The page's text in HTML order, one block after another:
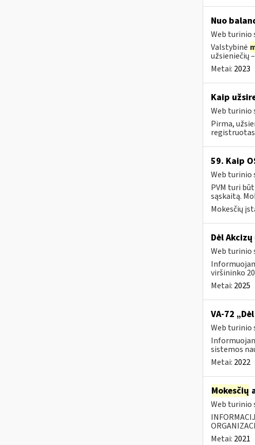
Nuo
Web turinio
Valstybinė
užsieniečių
Metai: 2023
Kaip
Web turinio
Pirma,
59. Kaip
Web turinio
PVM turi
sąskaitą.
Mokesčių
Dėl
Web turinio
viršininko
Metai: 2025
VA-72
Web turinio
sistemos
Metai: 2022
Mokesčių
Web turinio
Metai: 2021